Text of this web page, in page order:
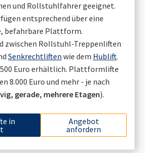
und Rollstuhlfahrer geeignet.
entsprechend über eine
befahrbare Plattform.
zwischen Rollstuhl-Treppenliften
Senkrechtliften wie dem Hublift.
Euro erhältlich. Plattformlifte
8.000 Euro und mehr - je nach
gerade, mehrere Etagen).
in
Angebot
anfordern